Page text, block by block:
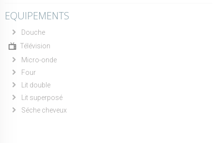
EQUIPEMENTS
Douche
Télévision
Micro-onde
Four
Lit double
Lit superposé
Séche cheveux